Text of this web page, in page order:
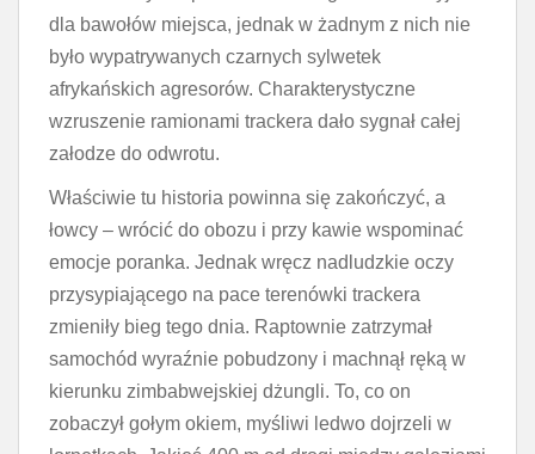
dla bawołów miejsca, jednak w żadnym z nich nie
było wypatrywanych czarnych sylwetek
afrykańskich agresorów. Charakterystyczne
wzruszenie ramionami trackera dało sygnał całej
załodze do odwrotu.
Właściwie tu historia powinna się zakończyć, a
łowcy – wrócić do obozu i przy kawie wspominać
emocje poranka. Jednak wręcz nadludzkie oczy
przysypiającego na pace terenówki trackera
zmieniły bieg tego dnia. Raptownie zatrzymał
samochód wyraźnie pobudzony i machnął ręką w
kierunku zimbabwejskiej dżungli. To, co on
zobaczył gołym okiem, myśliwi ledwo dojrzeli w